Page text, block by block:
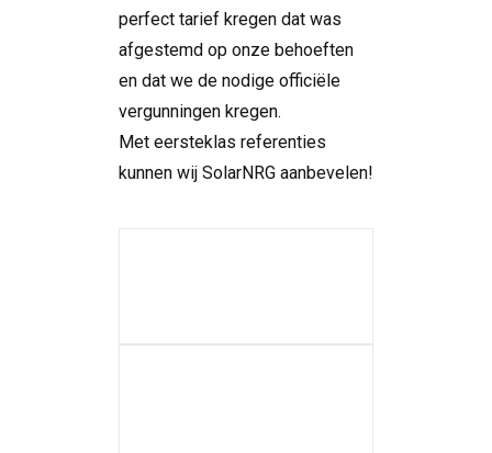
perfect tarief kregen dat was
afgestemd op onze behoeften
en dat we de nodige officiële
vergunningen kregen.
Met eersteklas referenties
kunnen wij SolarNRG aanbevelen!